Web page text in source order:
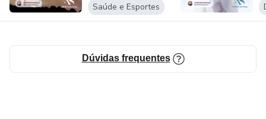
Saúde e Esportes
Dúvidas frequentes